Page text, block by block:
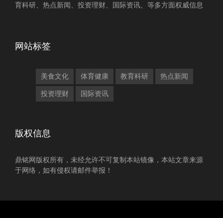
育科研、热点新闻、投资理财、国际资讯、等多方面权威信息
网站标签
美食文化 体育健康 教育科研 热点新闻
投资理财 国际资讯
版权信息
鼎铭网版权所有，未经允许不可复制本站镜像，本站文章来源
于网络，如有侵权请邮件举报！